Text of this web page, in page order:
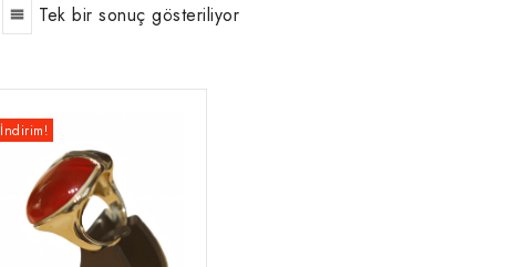
Tek bir sonuç gösteriliyor
İndirim!